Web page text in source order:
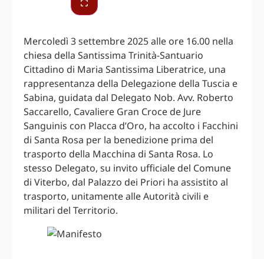
Mercoledì 3 settembre 2025 alle ore 16.00 nella
chiesa della Santissima Trinità-Santuario
Cittadino di Maria Santissima Liberatrice, una
rappresentanza della Delegazione della Tuscia e
Sabina, guidata dal Delegato Nob. Avv. Roberto
Saccarello, Cavaliere Gran Croce de Jure
Sanguinis con Placca d’Oro, ha accolto i Facchini
di Santa Rosa per la benedizione prima del
trasporto della Macchina di Santa Rosa. Lo
stesso Delegato, su invito ufficiale del Comune
di Viterbo, dal Palazzo dei Priori ha assistito al
trasporto, unitamente alle Autorità civili e
militari del Territorio.